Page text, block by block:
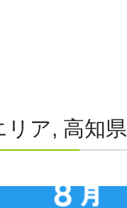
リア, 高知県